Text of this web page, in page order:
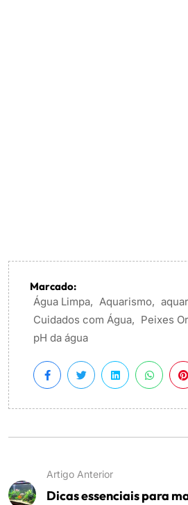
Marcado:
Água Limpa, Aquarismo,
Cuidados com Água, Peixes
pH da água
Artigo Anterior
Dicas essenciais para